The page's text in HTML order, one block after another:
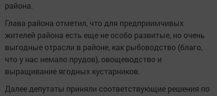
района.
Глава района отметил, что для предприимчивых
жителей района есть еще не особо развитые, но очень
выгодные отрасли в районе, как рыбоводство (благо,
что у нас немало прудов), овощеводство и
выращивание ягодных кустарников.
Далее депутаты приняли соответствующие решения по